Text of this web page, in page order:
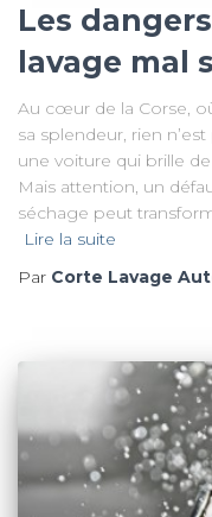
Les
lavage mal
Au cœur de la Corse,
sa splendeur, rien
une voiture qui brille
Mais attention, un
séchage peut
Lire la suite
Par Corte Lavage